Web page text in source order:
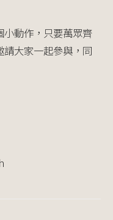
小動作，只要萬眾齊
大家一起參與，同